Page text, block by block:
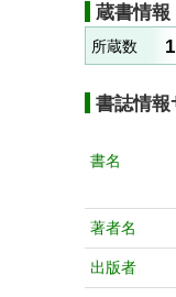
蔵書情報
所蔵数 1
書誌情報
書名
著者名
出版者